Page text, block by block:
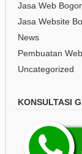
Jasa Web Bogor
Jasa Website
News
Pembuatan
Uncategorized
KONSULTASI